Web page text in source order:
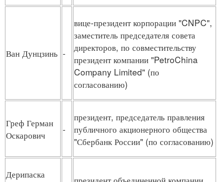
Ван Дунцзинь -
вице-президент корпорации "CNPC",
заместитель председателя совета
директоров, по совместительству
президент компании "PetroChina
Company Limited" (по
согласованию)
Греф Герман
Оскарович
-
президент, председатель правления
публичного акционерного общества
"Сбербанк России" (по согласованию)
Дерипаска